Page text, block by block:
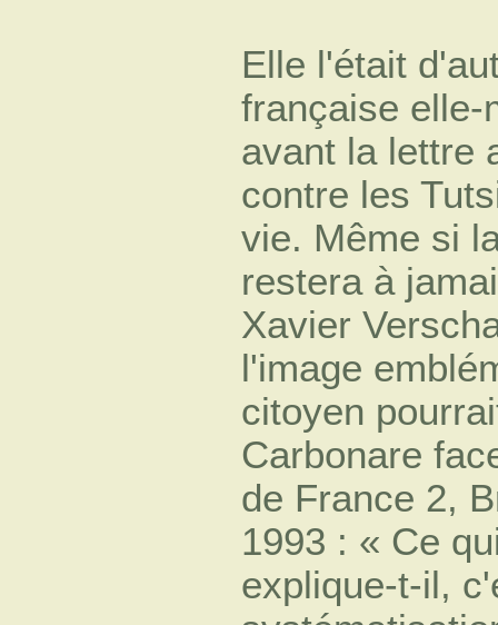
Elle l'était
française elle-
avant la lettre
contre les
vie. Même si
restera à
Xavier
l'image
citoyen
Carbonare
de France 2,
1993 : « Ce
explique-t-il,